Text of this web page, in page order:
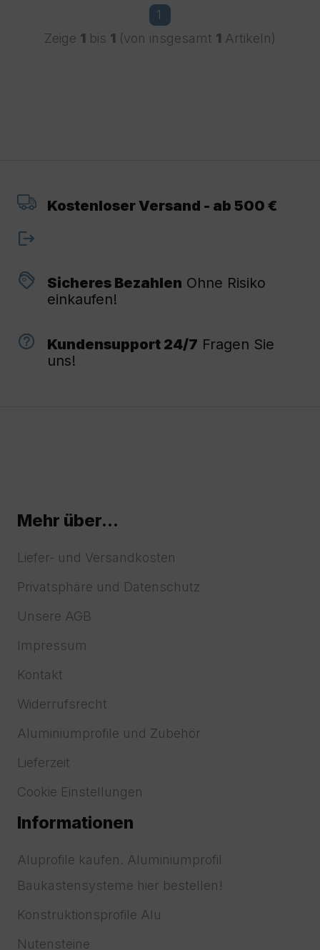
1
Zeige 1 bis 1 (von insgesamt 1 Artikeln)
Kostenloser Versand - ab 500 €
Sicheres Bezahlen Ohne Risiko
einkaufen!
Kundensupport 24/7 Fragen Sie
uns!
Mehr über...
Liefer- und Versandkosten
Privatsphäre und Datenschutz
Unsere AGB
Impressum
Kontakt
Widerrufsrecht
Aluminiumprofile und Zubehör
Lieferzeit
Cookie Einstellungen
Informationen
Aluprofile kaufen. Aluminiumprofil
Baukastensysteme hier bestellen!
Konstruktionsprofile Alu
Nutensteine